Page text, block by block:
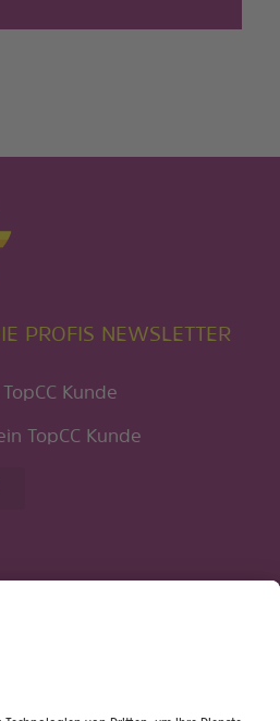
PROFIS NEWSLETTER
Kunde
TopCC Kunde
Rezeptwelt